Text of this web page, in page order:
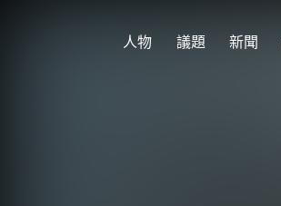
人物 議題 新聞